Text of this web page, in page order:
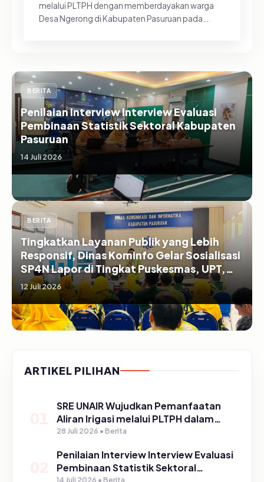
melalui PLTPH dengan memberdayakan warga
Desa Ngerong di Kabupaten Pasuruan pada
BERITA
Penilaian Interview Interview Evaluasi
Pembinaan Statistik Sektoral Kabupaten
Pasuruan
14 Juli 2026
BERITA
Tingkatkan Layanan Publik yang Lebih
Responsif, Dinas Kominfo Gelar Sosialisasi
SP4N Lapor di Tingkat Puskesmas, UPT,
serta SD/SMP di Kabupaten Pasuruan
12 Juli 2026
ARTIKEL PILIHAN
SRE UNAIR Wujudkan Pemanfaatan
Aliran Irigasi melalui PLTPH dalam
Program TIRTA PELITA di Desa
28 Juli 2026 • Berita
Penilaian Interview Interview Evaluasi
Pembinaan Statistik Sektoral
14 Juli 2026 • Berita